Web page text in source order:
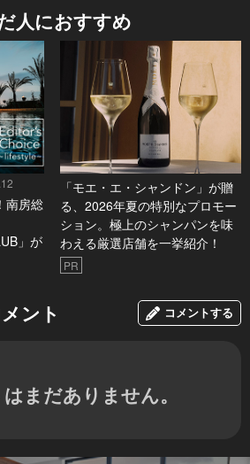
人におすすめ
南房総
」が
「モエ・エ・シャンドン」が贈
る、2026年夏の特別なプロモー
ション。極上のシャンパンを味
わえる厳選店舗を一挙紹介！
PR
ント コメントする
まだありません。